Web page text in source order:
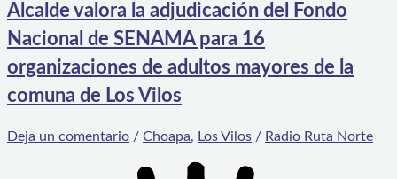
Alcalde valora la adjudicación del Fondo
Nacional de SENAMA para 16
organizaciones de adultos mayores de la
comuna de Los Vilos
Deja un comentario / Choapa, Los Vilos / Radio Ruta Norte